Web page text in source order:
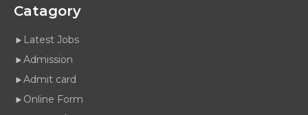
Catagory
Latest Jobs
Admission
Admit card
Online Form